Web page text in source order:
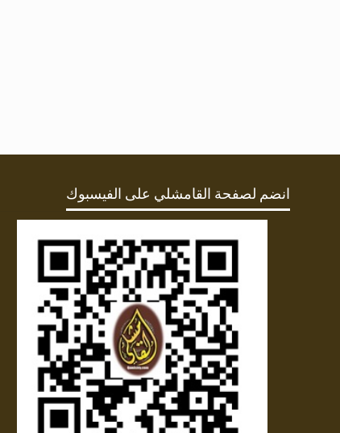
انضم لصفحة القامشلي على الفيسبوك